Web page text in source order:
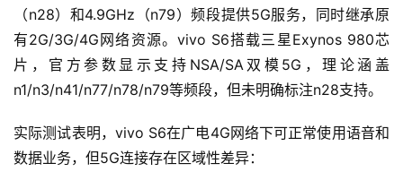
（n28）和4.9GHz（n79）频段提供5G服务，同时继承原
有2G/3G/4G网络资源。vivo S6搭载三星Exynos 980芯
片，官方参数显示支持NSA/SA双模5G，理论涵盖
n1/n3/n41/n77/n78/n79等频段，但未明确标注n28支持。
实际测试表明，vivo S6在广电4G网络下可正常使用语音和
数据业务，但5G连接存在区域性差异：